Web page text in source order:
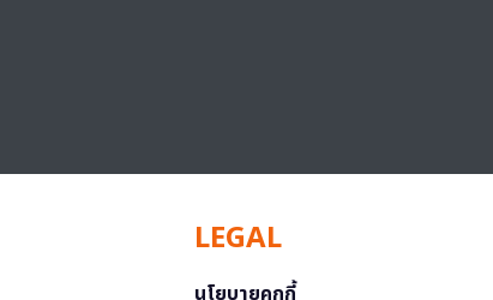
LEGAL
นโยบายคุกกี้